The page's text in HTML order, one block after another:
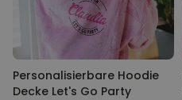
Personalisierbare Hoodie
Decke Let's Go Party